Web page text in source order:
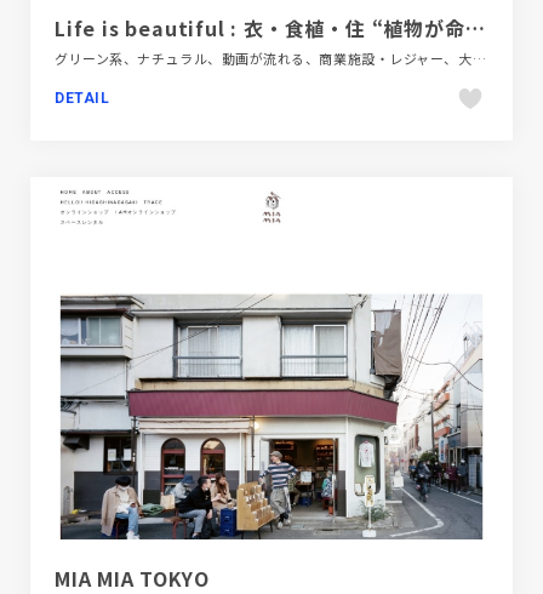
Life is beautiful : 衣・食植・住 “植物が命をまもる衣や家となり、命をつなぐ食となる” by eatrip | ART & GALLERY | GYRE
グリーン系、ナチュラル、動画が流れる、商業施設・レジャー、大きめ写真、施設・店舗サイト
DETAIL
MIA MIA TOKYO